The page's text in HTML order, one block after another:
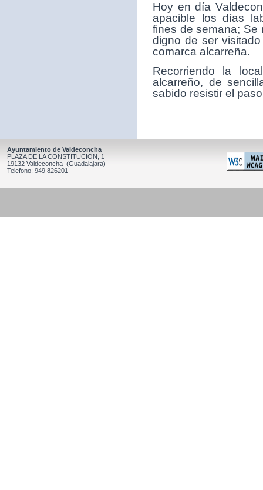
Hoy en día
apacible los días
fines de semana; Se
digno de ser
comarca alcarreña.
Recorriendo la
alcarreño, de
sabido resistir el
Ayuntamiento de Valdeconcha
PLAZA DE LA CONSTITUCION, 1
19132 Valdeconcha (Guadalajara)
Telefono: 949 826201